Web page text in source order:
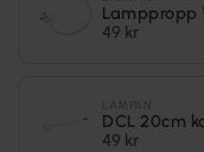
Lamppropp
49 kr
DCL 20cm
49 kr